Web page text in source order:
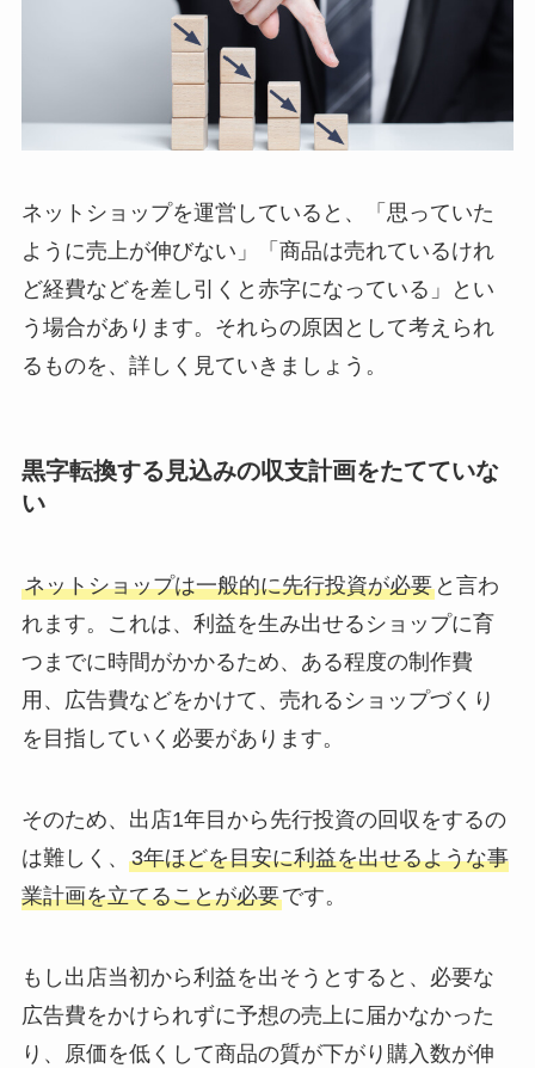
ネットショップを運営していると、「思っていた
ように売上が伸びない」「商品は売れているけれ
ど経費などを差し引くと赤字になっている」とい
う場合があります。それらの原因として考えられ
るものを、詳しく見ていきましょう。
黒字転換する見込みの収支計画をたてていな
い
ネットショップは一般的に先行投資が必要と言わ
れます。これは、利益を生み出せるショップに育
つまでに時間がかかるため、ある程度の制作費
用、広告費などをかけて、売れるショップづくり
を目指していく必要があります。
そのため、出店1年目から先行投資の回収をするの
は難しく、 3年ほどを目安に利益を出せるような事
業計画を立てることが必要です。
もし出店当初から利益を出そうとすると、必要な
広告費をかけられずに予想の売上に届かなかった
り、原価を低くして商品の質が下がり購入数が伸